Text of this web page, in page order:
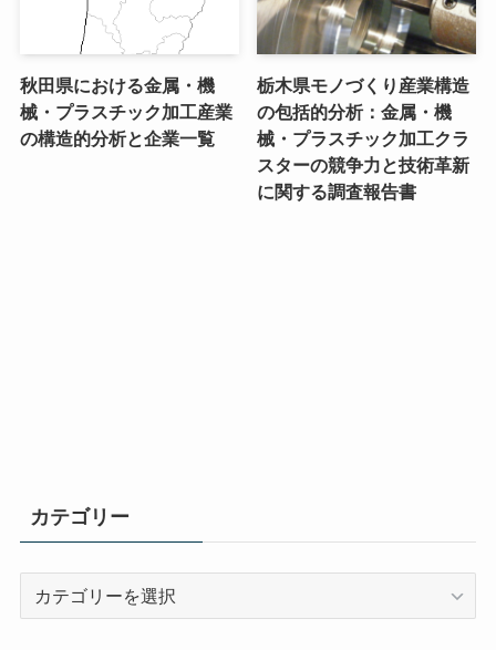
秋田県における金属・機
械・プラスチック加工産業
の構造的分析と企業一覧
栃木県モノづくり産業構造
の包括的分析：金属・機
械・プラスチック加工クラ
スターの競争力と技術革新
に関する調査報告書
カテゴリー